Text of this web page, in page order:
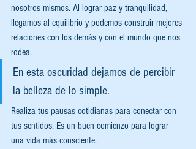
nosotros mismos. Al lograr paz y tranquilidad,
llegamos al equilibrio y podemos construir mejores
relaciones con los demás y con el mundo que nos
rodea.
En esta oscuridad dejamos de percibir
la belleza de lo simple.
Realiza tus pausas cotidianas para conectar con
tus sentidos. Es un buen comienzo para lograr
una vida más consciente.